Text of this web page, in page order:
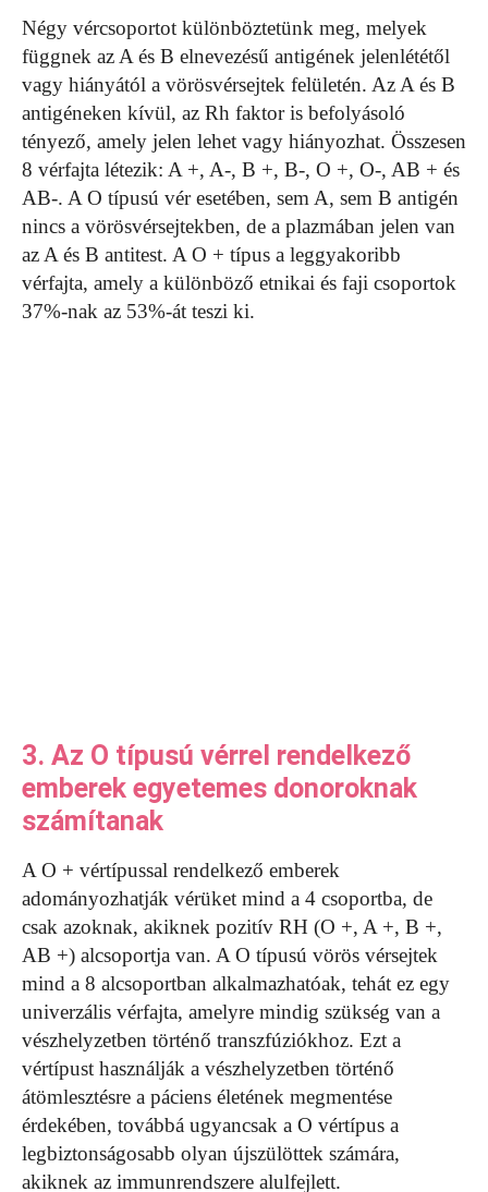
Négy vércsoportot különböztetünk meg, melyek
függnek az A és B elnevezésű antigének jelenlététől
vagy hiányától a vörösvérsejtek felületén. Az A és B
antigéneken kívül, az Rh faktor is befolyásoló
tényező, amely jelen lehet vagy hiányozhat. Összesen
8 vérfajta létezik: A +, A-, B +, B-, O +, O-, AB + és
AB-. A O típusú vér esetében, sem A, sem B antigén
nincs a vörösvérsejtekben, de a plazmában jelen van
az A és B antitest. A O + típus a leggyakoribb
vérfajta, amely a különböző etnikai és faji csoportok
37%-nak az 53%-át teszi ki.
3. Az O típusú vérrel rendelkező
emberek egyetemes donoroknak
számítanak
A O + vértípussal rendelkező emberek
adományozhatják vérüket mind a 4 csoportba, de
csak azoknak, akiknek pozitív RH (O +, A +, B +,
AB +) alcsoportja van. A O típusú vörös vérsejtek
mind a 8 alcsoportban alkalmazhatóak, tehát ez egy
univerzális vérfajta, amelyre mindig szükség van a
vészhelyzetben történő transzfúziókhoz. Ezt a
vértípust használják a vészhelyzetben történő
átömlesztésre a páciens életének megmentése
érdekében, továbbá ugyancsak a O vértípus a
legbiztonságosabb olyan újszülöttek számára,
akiknek az immunrendszere alulfejlett.